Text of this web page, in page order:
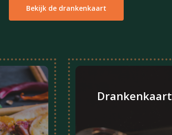
Bekijk de drankenkaart
Drankenkaart